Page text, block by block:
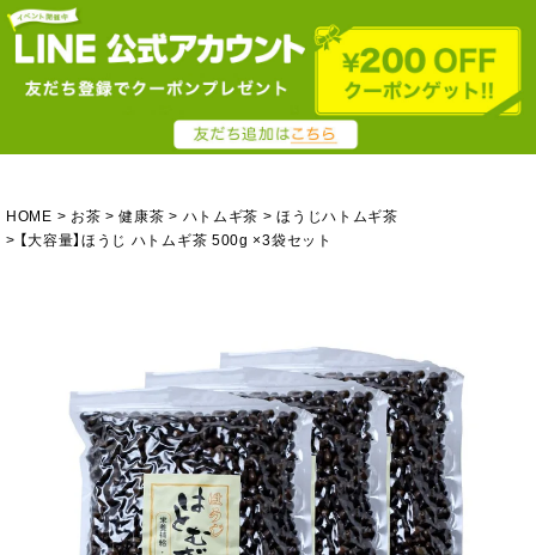
HOME お茶 健康茶 ハトムギ茶
ほうじハトムギ茶
【大容量】ほうじ ハトムギ茶 500g ×3袋セット